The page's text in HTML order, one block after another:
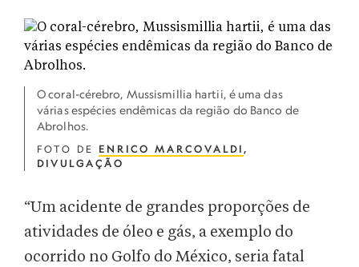
O coral-cérebro, Mussismillia hartii, é uma das
várias espécies endêmicas da região do Banco de
Abrolhos.
FOTO DE ENRICO MARCOVALDI ,
DIVULGAÇÃO
“Um acidente de grandes proporções de
atividades de óleo e gás, a exemplo do
ocorrido no Golfo do México, seria fatal